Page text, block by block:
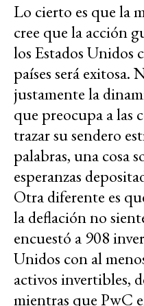
Lo cierto es que la
cree que la acción
los Estados Unidos
países será exitosa.
justamente la
que preocupa a las
trazar su sendero
palabras, una cosa
esperanzas
Otra diferente es
la deflación no
encuestó a 908
Unidos con al
activos invertibles,
mientras que PwC